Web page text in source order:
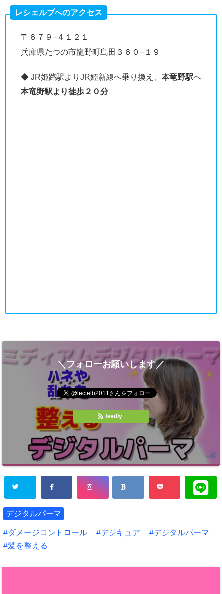
レシェルブへのアクセス
〒６７９−４１２１
兵庫県たつの市龍野町島田３６０−１９
◆ JR姫路駅よりJR姫新線へ乗り換え、 本竜野駅へ
本竜野駅より徒歩２０分
＼フォローお願いします／
feedly
デジタルパーマ
ダメージコントロール デジキュア
デジタルパーマ
髪を整える